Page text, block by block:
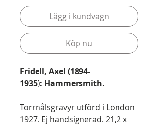
Lägg i kundvagn
Köp nu
Fridell, Axel (1894-
1935): Hammersmith.
Torrnålsgravyr utförd i London
1927. Ej handsignerad. 21,2 x